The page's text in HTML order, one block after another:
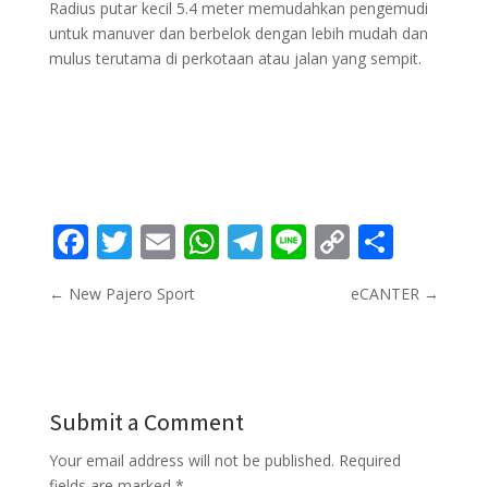
Radius putar kecil 5.4 meter memudahkan pengemudi
untuk manuver dan berbelok dengan lebih mudah dan
mulus terutama di perkotaan atau jalan yang sempit.
Facebook
Twitter
EmailWhatsApp
Telegram
LineCopy
Link
Share
← New Pajero Sport eCANTER →
Submit a Comment
Your email address will not be published. Required